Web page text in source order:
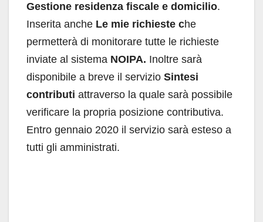
Gestione residenza fiscale e domicilio.
Inserita anche Le mie richieste che
permetterà di monitorare tutte le richieste
inviate al sistema NOIPA. Inoltre sarà
disponibile a breve il servizio Sintesi
contributi attraverso la quale sarà possibile
verificare la propria posizione contributiva.
Entro gennaio 2020 il servizio sarà esteso a
tutti gli amministrati.